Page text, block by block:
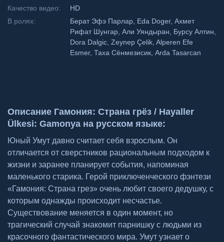
Качество видео:
HD
В ролях:
Берат Эфэ Парлар, Eda Doger, Ахмет
Рифат Шунгар, Али Уяндыран, Бурсу Алтин,
Dora Dalgic, Zeynep Çelik, Alperen Efe
Esmer, Таха Сёнмезисик, Arda Tasarcan
Описание Гамония: Страна грёз / Hayaller
Ülkesi: Gamonya на русском языке:
Юный Умут давно считает себя взрослым. Он
отличается от сверстников рациональным подходом к
жизни и заранее планирует события, напоминая
маленького старика. Герой приключенческого фэнтези
«Гамония: Страна грез» очень любит своего дедушку, с
которым однажды происходит несчастье.
Существование меняется в один момент, но
трагический случай знакомит парнишку с людьми из
красочного фантастического мира. Умут узнает о